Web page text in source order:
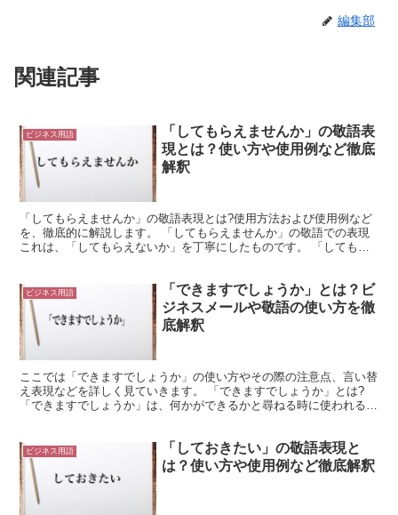
編集部
関連記事
ビジネス用語
「してもらえませんか」の敬語表
現とは？使い方や使用例など徹底
解釈
「してもらえませんか」の敬語表現とは?使用方法および使用例など
を、徹底的に解説します。 「してもらえませんか」の敬語での表現
これは、「してもらえないか」を丁寧にしたものです。 「してもら
ビジネス用語
「できますでしょうか」とは？ビ
ジネスメールや敬語の使い方を徹
底解釈
ここでは「できますでしょうか」の使い方やその際の注意点、言い替
え表現などを詳しく見ていきます。 「できますでしょうか」とは?
「できますでしょうか」は、何かができるかと尋ねる時に使われる表
ビジネス用語
「しておきたい」の敬語表現と
は？使い方や使用例など徹底解釈